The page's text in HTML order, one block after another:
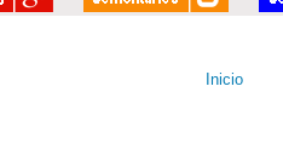
Inicio